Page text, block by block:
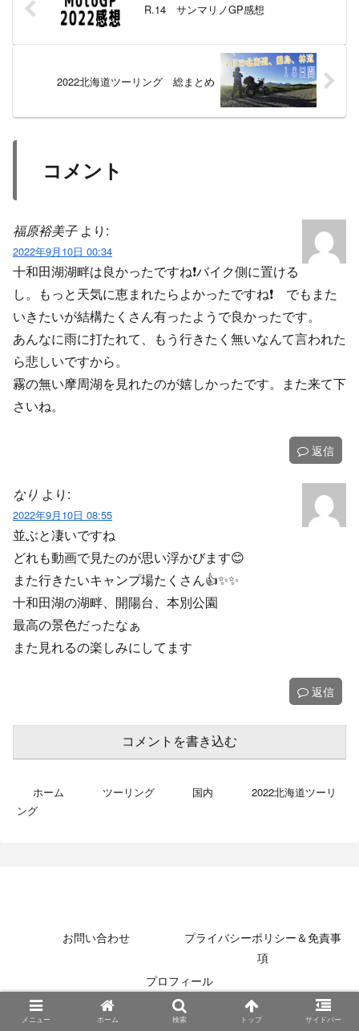
R.14 サンマリノGP感想
2022北海道ツーリング 総まとめ
コメント
福原裕美子 より:
2022年9月10日 00:34
十和田湖湖畔は良かったですね❗バイク側に置ける
し。もっと天気に恵まれたらよかったですね❗ でもまた
いきたいが結構たくさん有ったようで良かったです。
あんなに雨に打たれて、もう行きたく無いなんて言われた
ら悲しいですから。
霧の無い摩周湖を見れたのが嬉しかったです。また来て下
さいね。
返信
なり より:
2022年9月10日 08:55
並ぶと凄いですね
どれも動画で見たのが思い浮かびます😊
また行きたいキャンプ場たくさん👍✨✨
十和田湖の湖畔、開陽台、本別公園
最高の景色だったなぁ
また見れるの楽しみにしてます
返信
コメントを書き込む
ホーム ツーリング 国内
2022北海道ツーリ
ング
お問い合わせ
プライバシーポリシー＆免責事
項
プロフィール
© 2022 MotoBikeChannel-Blog.
メニュー ホーム 検索 トップ サイドバー